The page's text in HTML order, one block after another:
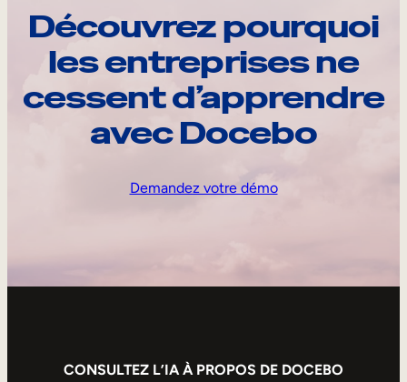
Découvrez pourquoi
les entreprises ne
cessent d’apprendre
avec Docebo
Demandez votre démo
CONSULTEZ L’IA À PROPOS DE DOCEBO